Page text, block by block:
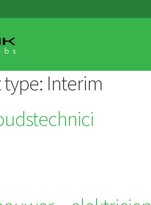
Interim